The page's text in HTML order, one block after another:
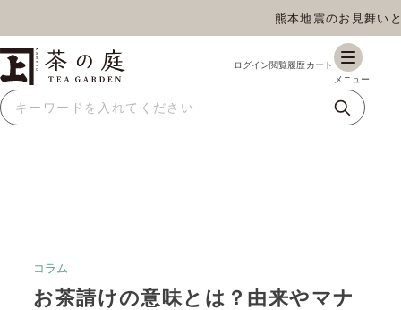
熊本地震のお見舞いとお荷
ギフト 特上高級茶 深蒸し茶 水出し茶
コラム
お茶請けの意味とは？由来やマナ